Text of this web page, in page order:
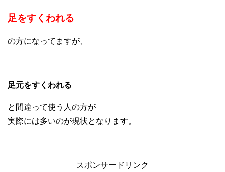
足をすくわれる
の方になってますが、
足元をすくわれる
と間違って使う人の方が
実際には多いのが現状となります。
スポンサードリンク